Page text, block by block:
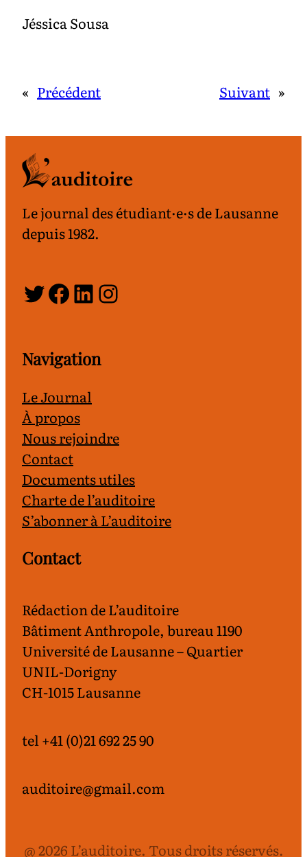
Jéssica Sousa
« Précédent Suivant »
Le journal des étudiant·e·s de Lausanne
depuis 1982.
Twitter
Facebook
LinkedIn
Instagram
Navigation
Le Journal
À propos
Nous rejoindre
Contact
Documents utiles
Charte de l’auditoire
S’abonner à L’auditoire
Contact
Rédaction de L’auditoire
Bâtiment Anthropole, bureau 1190
Université de Lausanne – Quartier
UNIL-Dorigny
CH-1015 Lausanne
tel +41 (0)21 692 25 90
auditoire@gmail.com
@ 2026 L’auditoire. Tous droits réservés.